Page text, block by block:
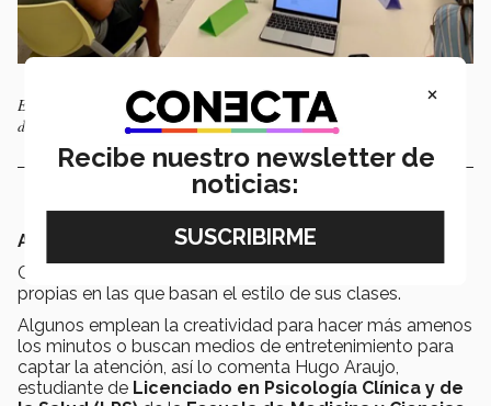
El trabajo en equipo con sus profesores brinda herramientas para el
desarollo de los alumnos.
AUTENTICIDAD
Cada uno de los profesores cuenta con características
propias en las que basan el estilo de sus clases.
Algunos emplean la creatividad para hacer más amenos
los minutos o buscan medios de entretenimiento para
captar la atención, así lo comenta Hugo Araujo,
estudiante de Licenciado en Psicología Clínica y de
×
Recibe nuestro newsletter de
noticias: